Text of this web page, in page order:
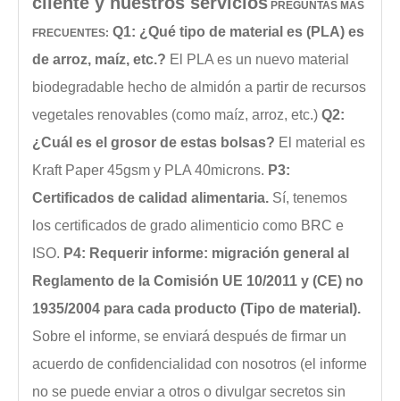
PREGUNTAS MÁS
FRECUENTES: Q1: ¿Qué tipo de material es (PLA) es
de arroz, maíz, etc.? El PLA es un nuevo material
biodegradable hecho de almidón a partir de recursos
vegetales renovables (como maíz, arroz, etc.) Q2:
¿Cuál es el grosor de estas bolsas? El material es
Kraft Paper 45gsm y PLA 40microns. P3:
Certificados de calidad alimentaria. Sí, tenemos
los certificados de grado alimenticio como BRC e
ISO. P4: Requerir informe: migración general al
Reglamento de la Comisión UE 10/2011 y (CE) no
1935/2004 para cada producto (Tipo de material).
Sobre el informe, se enviará después de firmar un
acuerdo de confidencialidad con nosotros (el informe
no se puede enviar a otros o divulgar secretos sin